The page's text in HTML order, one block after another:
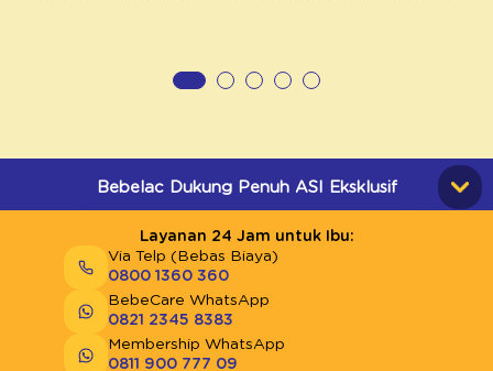
Bebelac Dukung Penuh ASI Eksklusif
Layanan 24 Jam untuk Ibu:
Via Telp (Bebas Biaya)
0800 1360 360
BebeCare WhatsApp
0821 2345 8383
Membership WhatsApp
0811 900 777 09